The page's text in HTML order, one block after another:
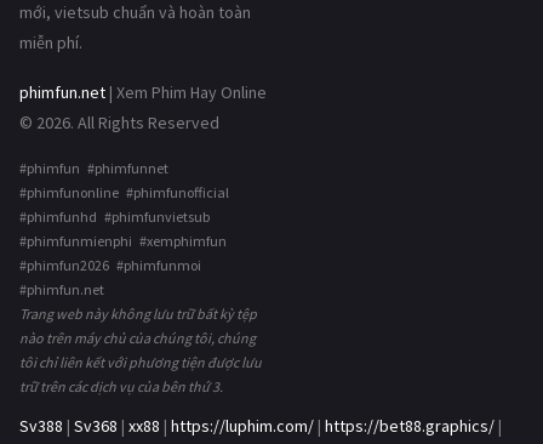
mới, vietsub chuẩn và hoàn toàn
miễn phí.
phimfun.net | Xem Phim Hay Online
© 2026. All Rights Reserved
#phimfun #phimfunnet
#phimfunonline #phimfunofficial
#phimfunhd #phimfunvietsub
#phimfunmienphi #xemphimfun
#phimfun2026 #phimfunmoi
#phimfun.net
Trang web này không lưu trữ bất kỳ tệp
nào trên máy chủ của chúng tôi, chúng
tôi chỉ liên kết với phương tiện được lưu
trữ trên các dịch vụ của bên thứ 3.
Sv388 | Sv368 | xx88 | https://luphim.com/ | https://bet88.graphics/ |